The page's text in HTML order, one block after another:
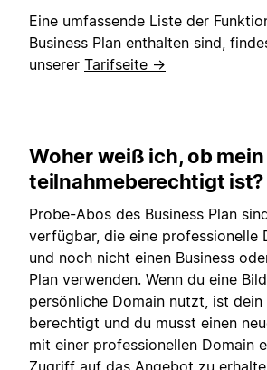
Eine umfassende Liste der
Business Plan enthalten sind,
unserer Tarifseite →
Woher weiß ich, ob mein
teilnahmeberechtigt ist?
Probe-Abos des Business Plan
verfügbar, die eine professionelle
und noch nicht einen Business
Plan verwenden. Wenn du eine
persönliche Domain nutzt, ist dein
berechtigt und du musst einen
mit einer professionellen Domain
Zugriff auf das Angebot zu